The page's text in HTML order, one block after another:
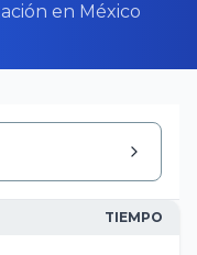
en México
TIEMPO